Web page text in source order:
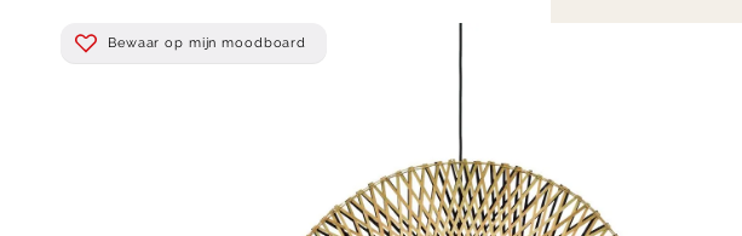
Bewaar op mijn moodboard